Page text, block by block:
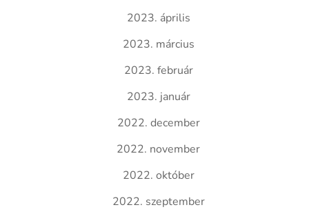
2023. április
2023. március
2023. február
2023. január
2022. december
2022. november
2022. október
2022. szeptember